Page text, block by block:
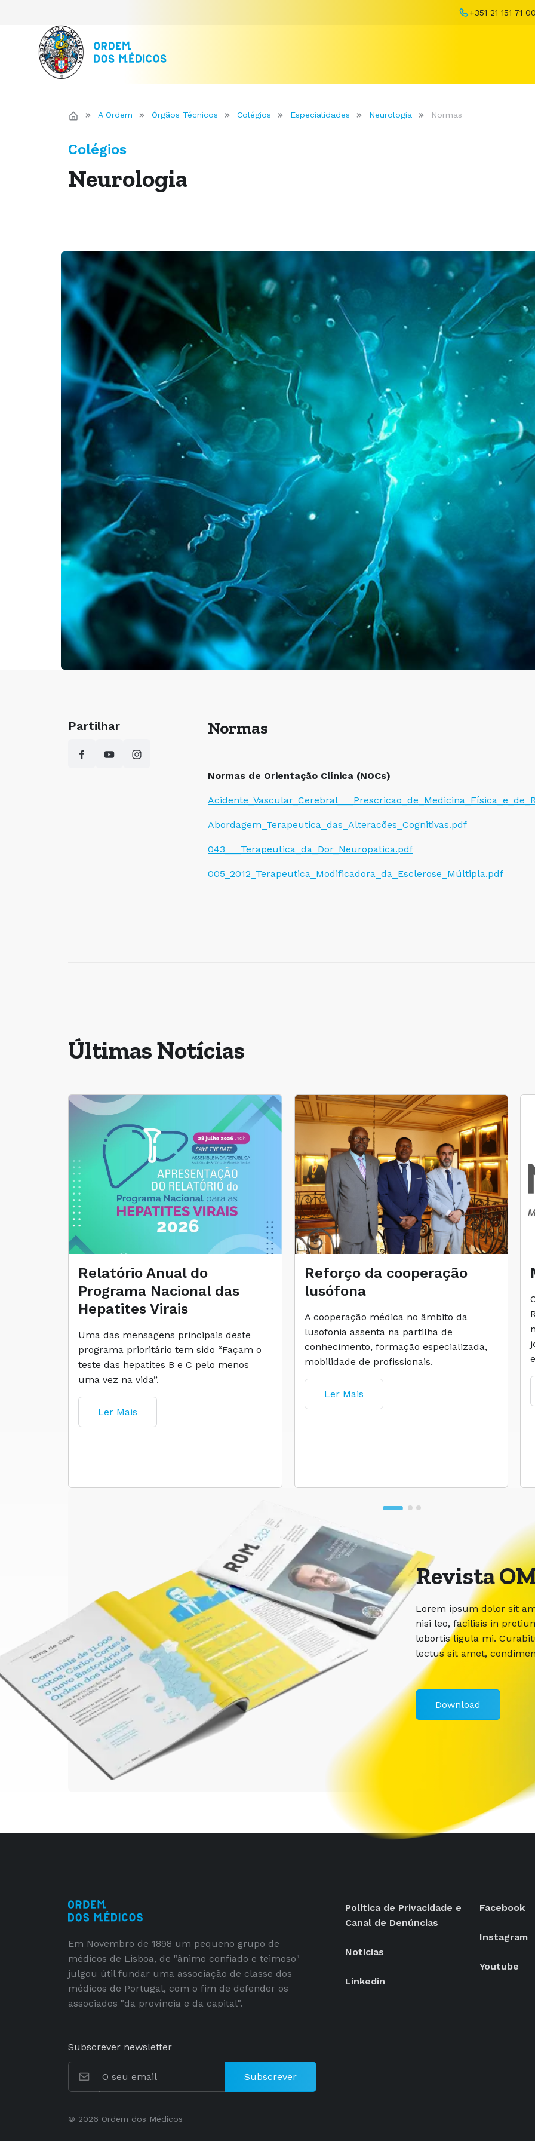
+351 21 151 71 00
A Ordem Órgãos Técnicos Colégios Especialidades Neurologia Normas
Colégios
Neurologia
Partilhar Normas
Normas de Orientação Clínica (NOCs)
Abordagem_Terapeutica_das_Alteracões_Cognitivas.pdf
043___Terapeutica_da_Dor_Neuropatica.pdf
005_2012_Terapeutica_Modificadora_da_Esclerose_Múltipla.pdf
Últimas Notícias
Relatório Anual do
Programa Nacional das
Hepatites Virais
Uma das mensagens principais deste
programa prioritário tem sido “Façam o
teste das hepatites B e C pelo menos
uma vez na vida”.
Ler Mais
Reforço da cooperação
lusófona
A cooperação médica no âmbito da
lusofonia assenta na partilha de
conhecimento, formação especializada,
mobilidade de profissionais.
Ler Mais
Revista
Lorem ipsum dolor sit
nisi leo, facilisis in
lobortis ligula mi.
lectus sit amet,
Download
Em Novembro de 1898 um pequeno grupo de
médicos de Lisboa, de "ânimo confiado e teimoso"
julgou útil fundar uma associação de classe dos
médicos de Portugal, com o fim de defender os
associados "da província e da capital".
Subscrever newsletter
Subscrever
Política de Privacidade e
Canal de Denúncias
Notícias
Linkedin
Facebook
Instagram
Youtube
© 2026 Ordem dos Médicos